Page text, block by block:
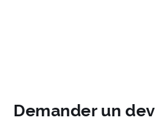
Demander un